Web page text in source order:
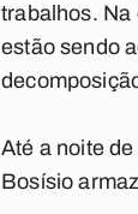
trabalhos. Na
estão sendo
Até a noite
Bosísio